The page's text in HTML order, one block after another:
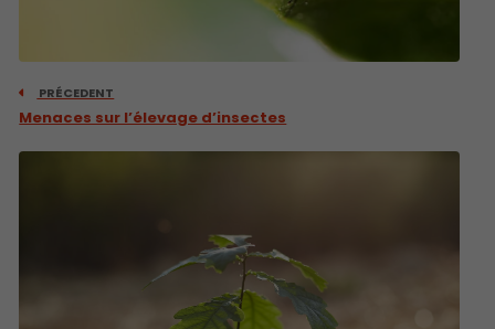
PRÉCEDENT
Menaces sur l’élevage d’insectes